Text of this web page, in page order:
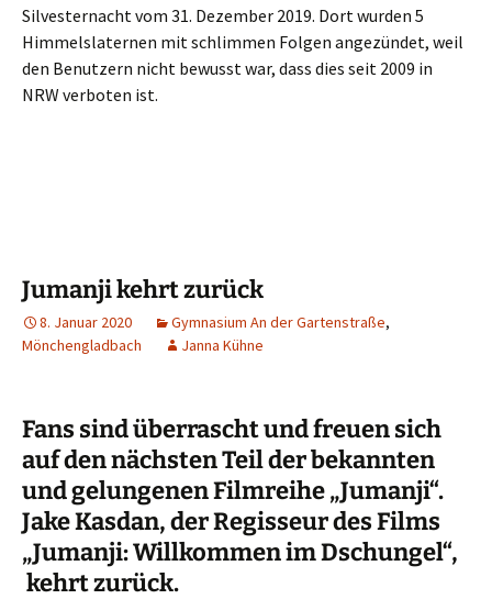
Silvesternacht vom 31. Dezember 2019. Dort wurden 5
Himmelslaternen mit schlimmen Folgen angezündet, weil
den Benutzern nicht bewusst war, dass dies seit 2009 in
NRW verboten ist.
Jumanji kehrt zurück
8. Januar 2020 Gymnasium An der Gartenstraße,
Mönchengladbach
Janna Kühne
Fans sind überrascht und freuen sich
auf den nächsten Teil der bekannten
und gelungenen Filmreihe „Jumanji“.
Jake Kasdan, der Regisseur des Films
„Jumanji: Willkommen im Dschungel“,
kehrt zurück.